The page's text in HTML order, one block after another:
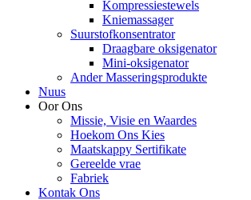
Kompressiestewels
Kniemassager
Suurstofkonsentrator
Draagbare oksigenator
Mini-oksigenator
Ander Masseringsprodukte
Nuus
Oor Ons
Missie, Visie en Waardes
Hoekom Ons Kies
Maatskappy Sertifikate
Gereelde vrae
Fabriek
Kontak Ons